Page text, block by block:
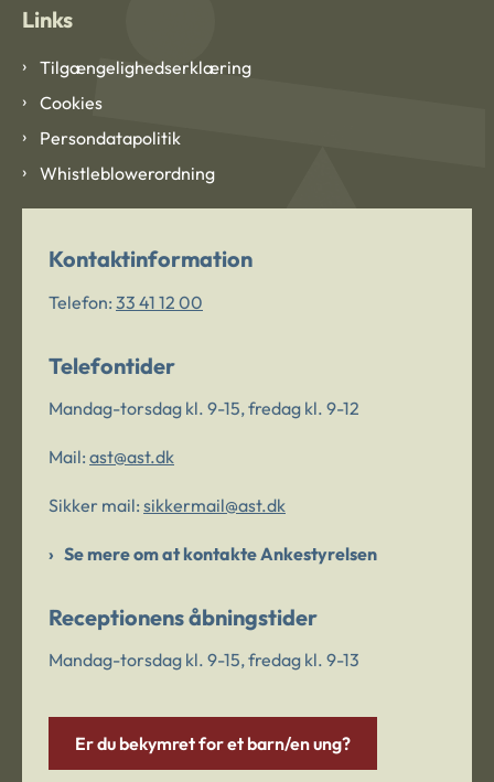
Links
Tilgængelighedserklæring
Cookies
Persondatapolitik
Whistleblowerordning
Kontaktinformation
Telefon: 33 41 12 00
Telefontider
Mandag-torsdag kl. 9-15, fredag kl. 9-12
Mail: ast@ast.dk
Sikker mail: sikkermail@ast.dk
Se mere om at kontakte Ankestyrelsen
Receptionens åbningstider
Mandag-torsdag kl. 9-15, fredag kl. 9-13
Er du bekymret for et barn/en ung?